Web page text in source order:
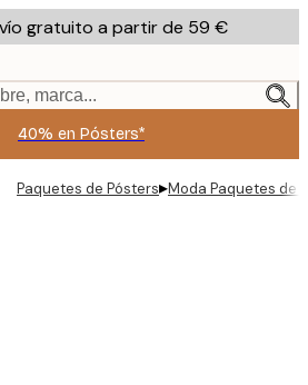
gratuito a partir de 59 €
marca...
40% en Pósters*
Paquetes de Pósters▸Moda Paquetes de